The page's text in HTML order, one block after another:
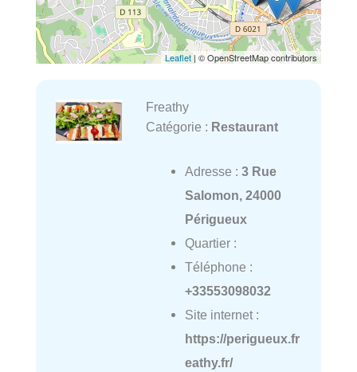
Leaflet | © OpenStreetMap contributors
Freathy
Catégorie : Restaurant
Adresse : 3 Rue
Salomon, 24000
Périgueux
Quartier :
Téléphone :
+33553098032
Site internet :
https://perigueux.fr
eathy.fr/